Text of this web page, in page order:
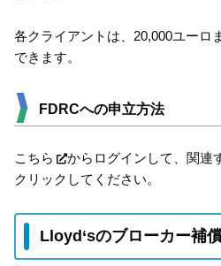
各クライアントは、20,000ユーロ
できます。
FDRCへの申立方法
こちら
からログインして、関連
クリックしてください。
Lloyd‘sのブローカー補